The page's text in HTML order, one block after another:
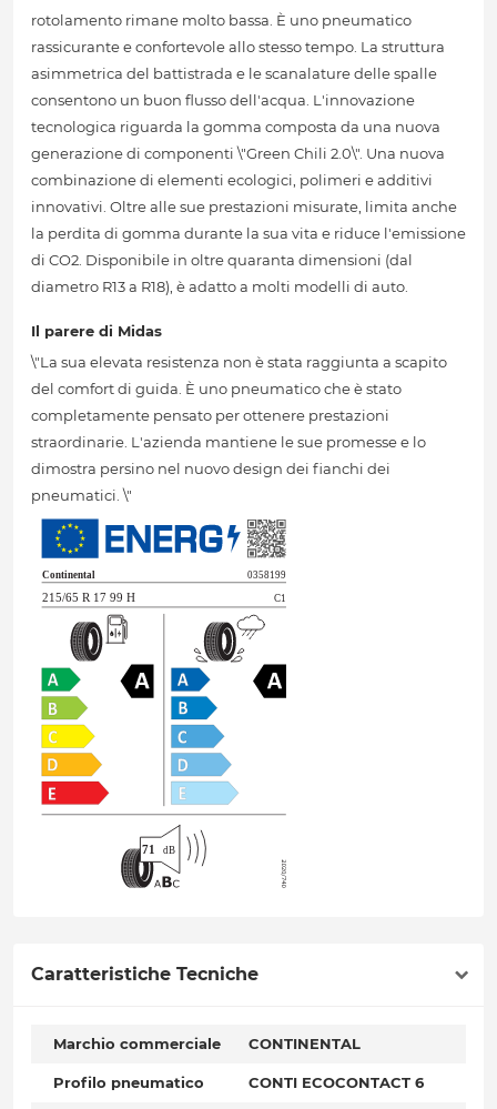
rotolamento rimane molto bassa. È uno pneumatico
rassicurante e confortevole allo stesso tempo. La struttura
asimmetrica del battistrada e le scanalature delle spalle
consentono un buon flusso dell'acqua. L'innovazione
tecnologica riguarda la gomma composta da una nuova
generazione di componenti \"Green Chili 2.0\". Una nuova
combinazione di elementi ecologici, polimeri e additivi
innovativi. Oltre alle sue prestazioni misurate, limita anche
la perdita di gomma durante la sua vita e riduce l'emissione
di CO2. Disponibile in oltre quaranta dimensioni (dal
diametro R13 a R18), è adatto a molti modelli di auto.
Il parere di Midas
\"La sua elevata resistenza non è stata raggiunta a scapito
del comfort di guida. È uno pneumatico che è stato
completamente pensato per ottenere prestazioni
straordinarie. L'azienda mantiene le sue promesse e lo
dimostra persino nel nuovo design dei fianchi dei
pneumatici. \"
Caratteristiche Tecniche
Marchio commerciale CONTINENTAL
Profilo pneumatico CONTI ECOCONTACT 6